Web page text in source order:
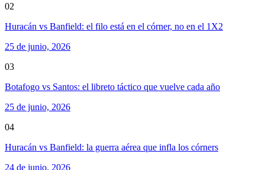
02
Huracán vs Banfield: el filo está en el córner, no en el 1X2
25 de junio, 2026
03
Botafogo vs Santos: el libreto táctico que vuelve cada año
25 de junio, 2026
04
Huracán vs Banfield: la guerra aérea que infla los córners
24 de junio, 2026